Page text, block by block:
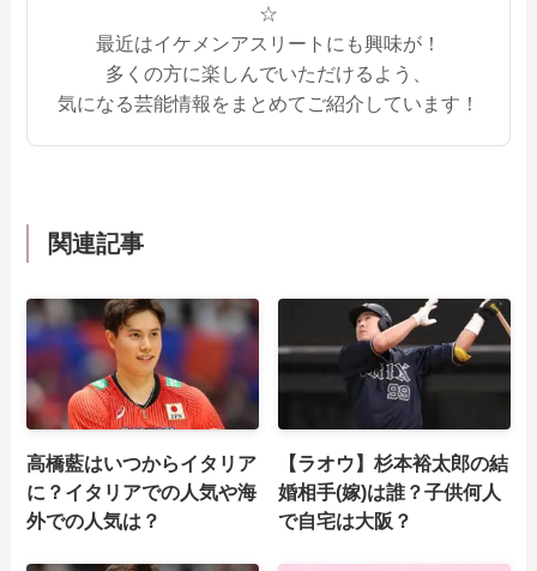
☆
最近はイケメンアスリートにも興味が！
多くの方に楽しんでいただけるよう、
気になる芸能情報をまとめてご紹介しています！
関連記事
高橋藍はいつからイタリア
に？イタリアでの人気や海
外での人気は？
【ラオウ】杉本裕太郎の結
婚相手(嫁)は誰？子供何人
で自宅は大阪？